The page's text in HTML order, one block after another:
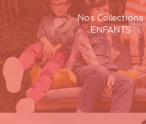
Nos Collections
ENFANTS